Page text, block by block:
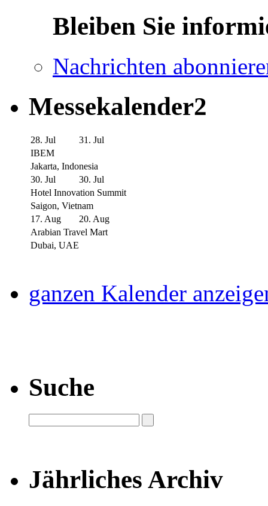
Bleiben Sie
Nachrichten
Messekalender2
28. Jul
31. Jul
IBEM
Jakarta, Indonesia
30. Jul
30. Jul
Hotel Innovation Summit
Saigon, Vietnam
17. Aug
20. Aug
Arabian Travel Mart
Dubai, UAE
ganzen Kalender
Suche
Jährliches Archiv